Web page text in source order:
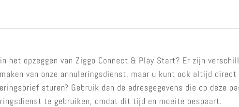
het opzeggen van Ziggo Connect & Play Start? Er zijn
van onze annuleringsdienst, maar u kunt ook altijd
sturen? Gebruik dan de adresgegevens die op deze
te gebruiken, omdat dit tijd en moeite bespaart.